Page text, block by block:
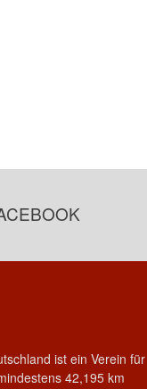
ist ein Verein für
42,195 km